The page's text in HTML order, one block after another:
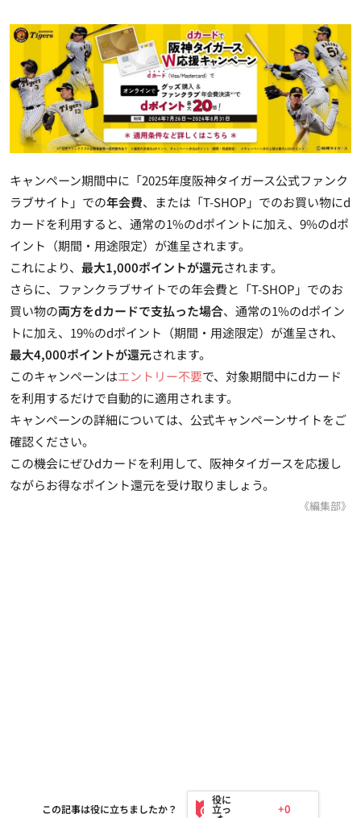
キャンペーン期間中に「2025年度阪神タイガース公式ファンク
ラブサイト」での年会費、または「T-SHOP」でのお買い物にd
カードを利用すると、 通常の1%のdポイントに加え、9%のdポ
イント（期間・用途限定）が進呈されます。
これにより、 最大1,000ポイントが還元されます。
さらに、ファンクラブサイトでの年会費と「T-SHOP」でのお
買い物の両方をdカードで支払った場合、通常の1%のdポイン
トに加え、19%のdポイント（期間・用途限定）が進呈され、
最大4,000ポイントが還元されます。
このキャンペーンはエントリー不要で、対象期間中にdカード
を利用するだけで自動的に適用されます。
キャンペーンの詳細については、公式キャンペーンサイトをご
確認ください。
この機会にぜひdカードを利用して、阪神タイガースを応援し
ながらお得なポイント還元を受け取りましょう。
《編集部》
この記事は役に立ちましたか？ +0